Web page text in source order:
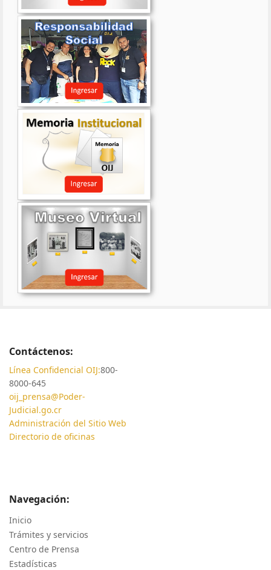
Contáctenos:
Línea Confidencial OIJ:800-
8000-645
oij_prensa@Poder-
Judicial.go.cr
Administración del Sitio Web
Directorio de oficinas
Navegación:
Inicio
Trámites y servicios
Centro de Prensa
Estadísticas